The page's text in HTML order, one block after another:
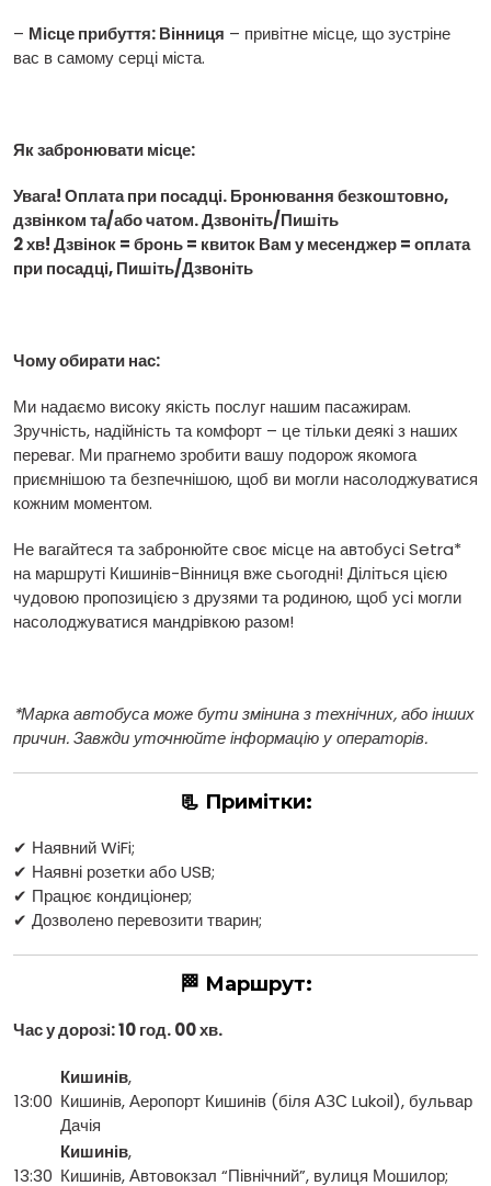
– Місце прибуття: Вінниця – привітне місце, що зустріне
вас в самому серці міста.
Як забронювати місце:
Увага! Оплата при посадці. Бронювання безкоштовно,
дзвінком та/або чатом. Дзвоніть/Пишіть
2 хв! Дзвінок = бронь = квиток Вам у месенджер = оплата
при посадці, Пишіть/Дзвоніть
Чому обирати нас:
Ми надаємо високу якість послуг нашим пасажирам.
Зручність, надійність та комфорт – це тільки деякі з наших
переваг. Ми прагнемо зробити вашу подорож якомога
приємнішою та безпечнішою, щоб ви могли насолоджуватися
кожним моментом.
Не вагайтеся та забронюйте своє місце на автобусі Setra*
на маршруті Кишинів-Вінниця вже сьогодні! Діліться цією
чудовою пропозицією з друзями та родиною, щоб усі могли
насолоджуватися мандрівкою разом!
*Марка автобуса може бути змінина з технічних, або інших
причин. Завжди уточнюйте інформацію у операторів.
📃 Примітки:
✔ Наявний WiFi;
✔ Наявні розетки або USB;
✔ Працює кондиціонер;
✔ Дозволено перевозити тварин;
🏁 Маршрут:
Час у дорозі: 10 год. 00 хв.
13:00
Кишинів,
Кишинів, Аеропорт Кишинів (біля АЗС Lukoil), бульвар
Дачія
13:30
Кишинів,
Кишинів, Автовокзал “Північний”, вулиця Мошилор;